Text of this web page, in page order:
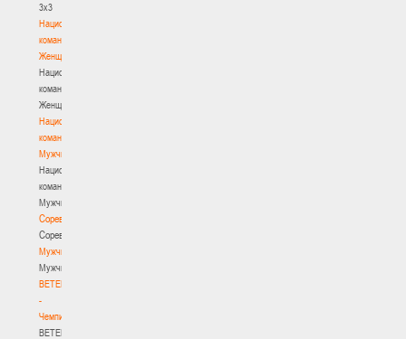
3х3
Национальная
команда.
Женщины
Национальная
команда.
Женщины
Национальная
команда.
Мужчины
Национальная
команда.
Мужчины
Соревнования
Соревнования
Мужчины
Мужчины
BETERA
-
Чемпионат
BETERA